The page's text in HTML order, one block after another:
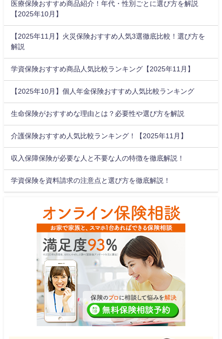
医療保険おすすめ商品紹介！年代・性別ごとに選び方を解説
【2025年10月】
【2025年11月】火災保険おすすめ人気3選徹底比較！選び方を
解説
学資保険おすすめ商品人気比較ランキング【2025年11月】
【2025年10月】個人年金保険おすすめ人気比較ランキング
生命保険がおすすめな理由とは？必要性や選び方を解説
介護保険おすすめ人気比較ランキング！【2025年11月】
収入保障保険が必要な人と不要な人の特徴を徹底解説！
学資保険を資料請求の注意点と選び方を徹底解説！